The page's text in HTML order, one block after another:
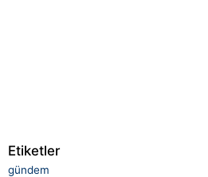
Etiketler
gündem